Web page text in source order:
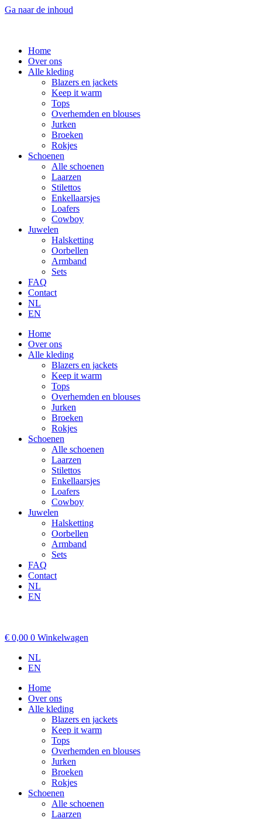
Ga naar de inhoud
Home
Over ons
Alle kleding
Blazers en jackets
Keep it warm
Tops
Overhemden en blouses
Jurken
Broeken
Rokjes
Schoenen
Alle schoenen
Laarzen
Stilettos
Enkellaarsjes
Loafers
Cowboy
Juwelen
Halsketting
Oorbellen
Armband
Sets
FAQ
Contact
NL
EN
Home
Over ons
Alle kleding
Blazers en jackets
Keep it warm
Tops
Overhemden en blouses
Jurken
Broeken
Rokjes
Schoenen
Alle schoenen
Laarzen
Stilettos
Enkellaarsjes
Loafers
Cowboy
Juwelen
Halsketting
Oorbellen
Armband
Sets
FAQ
Contact
NL
EN
€ 0,00 0 Winkelwagen
NL
EN
Home
Over ons
Alle kleding
Blazers en jackets
Keep it warm
Tops
Overhemden en blouses
Jurken
Broeken
Rokjes
Schoenen
Alle schoenen
Laarzen